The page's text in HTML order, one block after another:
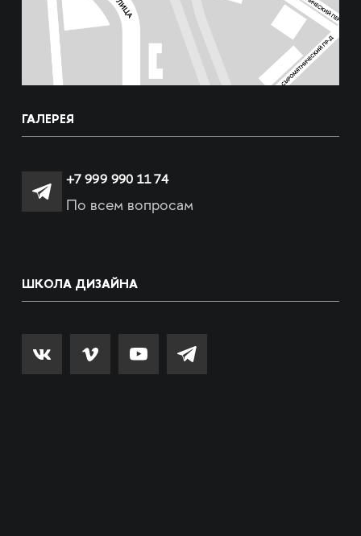
ГАЛЕРЕЯ
+7 999 990 11 74
По всем вопросам
ШКОЛА ДИЗАЙНА